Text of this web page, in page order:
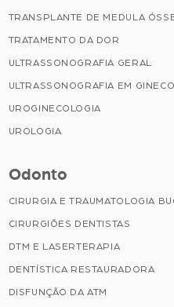
TRANSPLANTE DE MEDULA
TRATAMENTO DA DOR
ULTRASSONOGRAFIA GERAL
ULTRASSONOGRAFIA EM
UROGINECOLOGIA
UROLOGIA
Odonto
CIRURGIA E TRAUMATOLOGIA
CIRURGIÕES DENTISTAS
DTM E LASERTERAPIA
DENTÍSTICA RESTAURADORA
DISFUNÇÃO DA ATM